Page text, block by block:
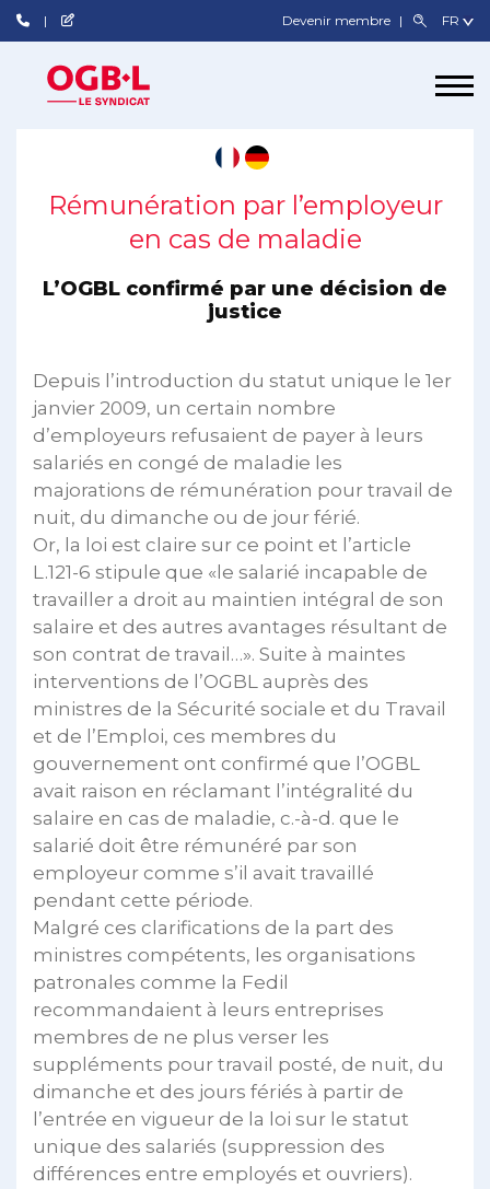
Devenir membre
Rémunération par l’employeur
en cas de maladie
L’OGBL confirmé par une décision de
justice
Depuis l’introduction du statut unique le 1er
janvier 2009, un certain nombre
d’employeurs refusaient de payer à leurs
salariés en congé de maladie les
majorations de rémunération pour travail de
nuit, du dimanche ou de jour férié.
Or, la loi est claire sur ce point et l’article
L.121-6 stipule que «le salarié incapable de
travailler a droit au maintien intégral de son
salaire et des autres avantages résultant de
son contrat de travail…». Suite à maintes
interventions de l’OGBL auprès des
ministres de la Sécurité sociale et du Travail
et de l’Emploi, ces membres du
gouvernement ont confirmé que l’OGBL
avait raison en réclamant l’intégralité du
salaire en cas de maladie, c.-à-d. que le
salarié doit être rémunéré par son
employeur comme s’il avait travaillé
pendant cette période.
Malgré ces clarifications de la part des
ministres compétents, les organisations
patronales comme la Fedil
recommandaient à leurs entreprises
membres de ne plus verser les
suppléments pour travail posté, de nuit, du
dimanche et des jours fériés à partir de
l’entrée en vigueur de la loi sur le statut
unique des salariés (suppression des
différences entre employés et ouvriers).